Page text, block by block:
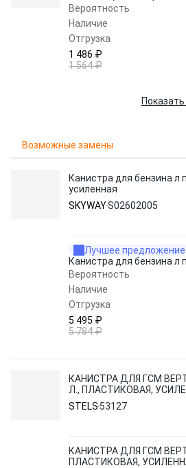
Вероятность
Наличие
Отгрузка
1 486 ₽
1 564 ₽
Возможные замены
Канистра для бензина л
усиленная
SKYWAYS02602005
Лучшее предложение
Канистра для бензина л
Вероятность
Наличие
Отгрузка
5 495 ₽
5 784 ₽
КАНИСТРА ДЛЯ ГСМ
Л., ПЛАСТИКОВАЯ,
STELS 53127
КАНИСТРА ДЛЯ ГСМ
ПЛАСТИКОВАЯ,